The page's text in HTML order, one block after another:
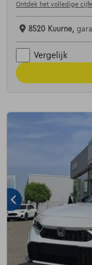
Ontdek het volledige
8520 Kuurne,
Vergelijk